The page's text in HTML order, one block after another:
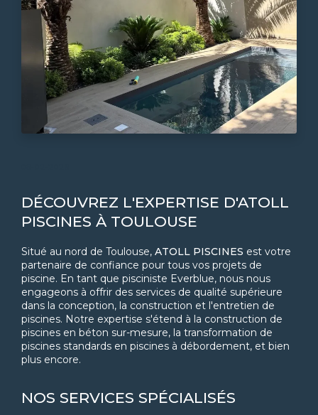
DÉCOUVREZ L'EXPERTISE D'ATOLL
PISCINES À TOULOUSE
Situé au nord de Toulouse, ATOLL PISCINES est votre
partenaire de confiance pour tous vos projets de
piscine. En tant que pisciniste Everblue, nous nous
engageons à offrir des services de qualité supérieure
dans la conception, la construction et l'entretien de
piscines. Notre expertise s'étend à la construction de
piscines en béton sur-mesure, la transformation de
piscines standards en piscines à débordement, et bien
plus encore.
NOS SERVICES SPÉCIALISÉS